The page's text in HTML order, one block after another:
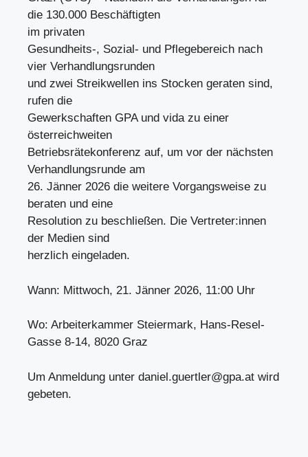
die 130.000 Beschäftigten
im privaten
Gesundheits-, Sozial- und Pflegebereich nach
vier Verhandlungsrunden
und zwei Streikwellen ins Stocken geraten sind,
rufen die
Gewerkschaften GPA und vida zu einer
österreichweiten
Betriebsrätekonferenz auf, um vor der nächsten
Verhandlungsrunde am
26. Jänner 2026 die weitere Vorgangsweise zu
beraten und eine
Resolution zu beschließen. Die Vertreter:innen
der Medien sind
herzlich eingeladen.
Wann: Mittwoch, 21. Jänner 2026, 11:00 Uhr
Wo: Arbeiterkammer Steiermark, Hans-Resel-
Gasse 8-14, 8020 Graz
Um Anmeldung unter daniel.guertler@gpa.at wird
gebeten.